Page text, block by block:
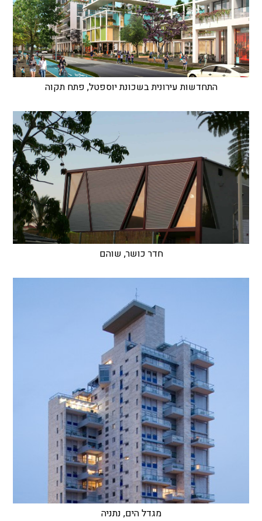
התחדשות עירונית בשכונת יוספטל, פתח תקוה
חדר כושר, שוהם
מגדל הים, נתניה